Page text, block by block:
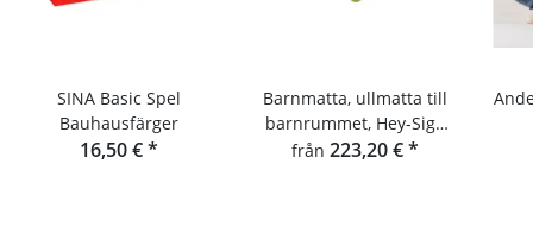
SINA Basic Spel
Bauhausfärger
16,50 €*
Barnmatta, ullmatta till
barnrummet, Hey-Sign
grodmatta
från 223,20 €*